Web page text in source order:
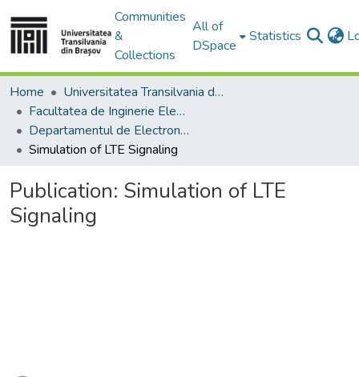
Communities
&
Collections
All of
DSpace
Statistics
Home
Universitatea Transilvania din Brasov
Facultatea de Inginerie Electrică și Știința Calculatoarelor
Departamentul de Electronică si Calculatoare
Simulation of LTE Signaling
Publication: Simulation of LTE
Signaling